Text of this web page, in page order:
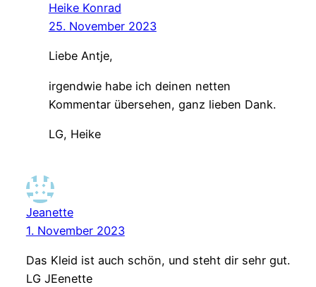
Heike Konrad
25. November 2023
Liebe Antje,
irgendwie habe ich deinen netten
Kommentar übersehen, ganz lieben Dank.
LG, Heike
Jeanette
1. November 2023
Das Kleid ist auch schön, und steht dir sehr gut.
LG JEenette